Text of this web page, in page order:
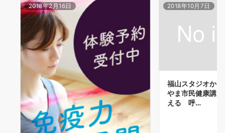
2018年2月16日 2018年10月7日
福山スタジオか
やま市民健康講
える 呼…